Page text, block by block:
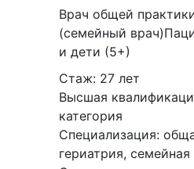
Врач общей
(семейный врач)
и дети (5+)
Стаж: 27 лет
Высшая
категория
Специализация:
гериатрия,